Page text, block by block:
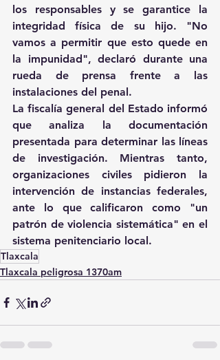
los responsables y se garantice la
integridad física de su hijo. "No
vamos a permitir que esto quede en
la impunidad", declaró durante una
rueda de prensa frente a las
instalaciones del penal.
La fiscalía general del Estado informó
que analiza la documentación
presentada para determinar las líneas
de investigación. Mientras tanto,
organizaciones civiles pidieron la
intervención de instancias federales,
ante lo que calificaron como "un
patrón de violencia sistemática" en el
sistema penitenciario local.
Tlaxcala
Tlaxcala peligrosa 1370am